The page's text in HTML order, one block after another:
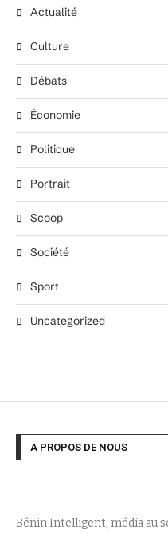
Actualité
Culture
Débats
Économie
Politique
Portrait
Scoop
Société
Sport
Uncategorized
A PROPOS DE NOUS
Bénin Intelligent, média au